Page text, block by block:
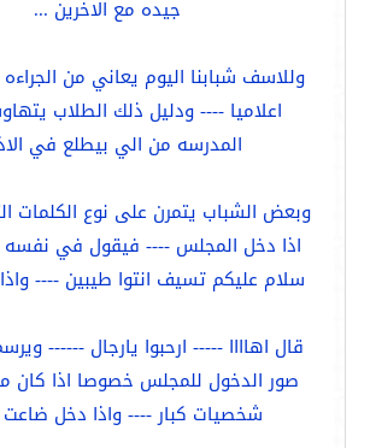
جيده مع الاخرين ...
وللاسف شبابنا اليوم يعاني من
اعلاميا ---- ودليل ذلك الطلاب
المدرسه من الي بيطلع في
وبعض الشباب يتمرن على نوع الكلمات
اذا دخل المجلس ---- فيقول في
سلام عليكم تسيف انتوا طيبين ----
قال اهاااا ----- ارحبوا يارجال ------
صور الدخول للمجلس خصوصا اذا كان
شخصيات كبار ---- واذا دخل